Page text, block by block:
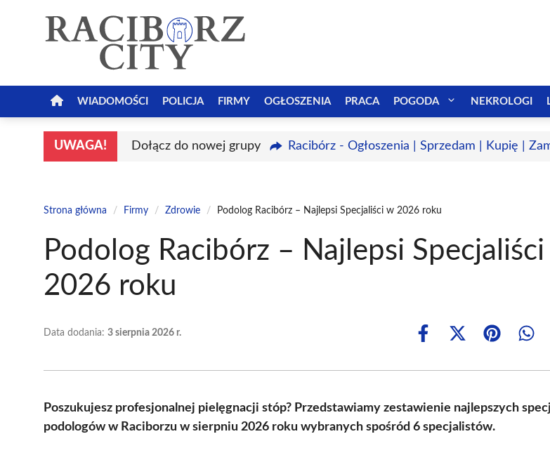
WIADOMOŚCI POLICJA FIRMY OGŁOSZENIA PRACA POGODA NEKROLOGI
UWAGA! Dołącz do nowej grupy Racibórz - Ogłoszenia | Sprzedam | Kupię |
Strona główna / Firmy / Zdrowie / Podolog Racibórz – Najlepsi Specjaliści w 2026 roku
Podolog Racibórz – Najlepsi
2026 roku
Data dodania: 3 sierpnia 2026 r.
Share
Share
(Twitter)
Share
Poszukujesz profesjonalnej pielęgnacji stóp? Przedstawiamy zestawienie najlepszych
podologów w Raciborzu w sierpniu 2026 roku wybranych spośród 6 specjalistów.